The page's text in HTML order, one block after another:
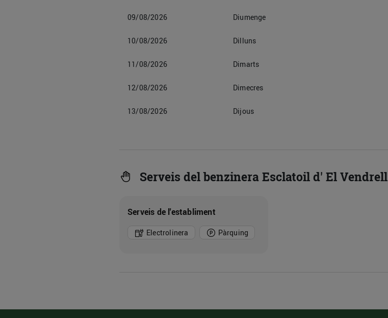
09/08/2026 Diumenge
10/08/2026 Dilluns
11/08/2026 Dimarts
12/08/2026 Dimecres
13/08/2026 Dijous
Serveis del benzinera Esclatoil d' El Vendrell
Serveis de l'establiment
Electrolinera Pàrquing